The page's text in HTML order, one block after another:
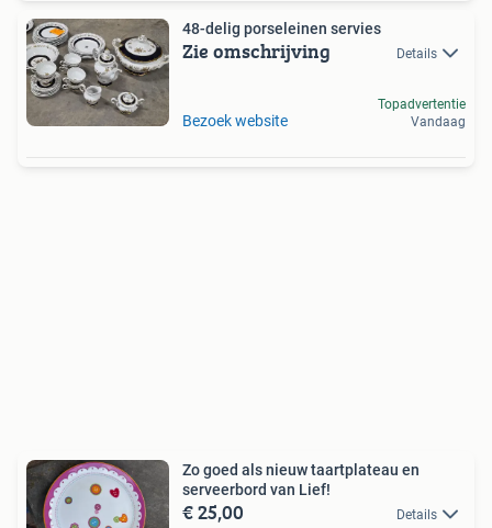
48-delig porseleinen servies
Zie omschrijving Details
Bezoek website
Topadvertentie
Vandaag
Zo goed als nieuw taartplateau en
serveerbord van Lief!
€ 25,00 Details